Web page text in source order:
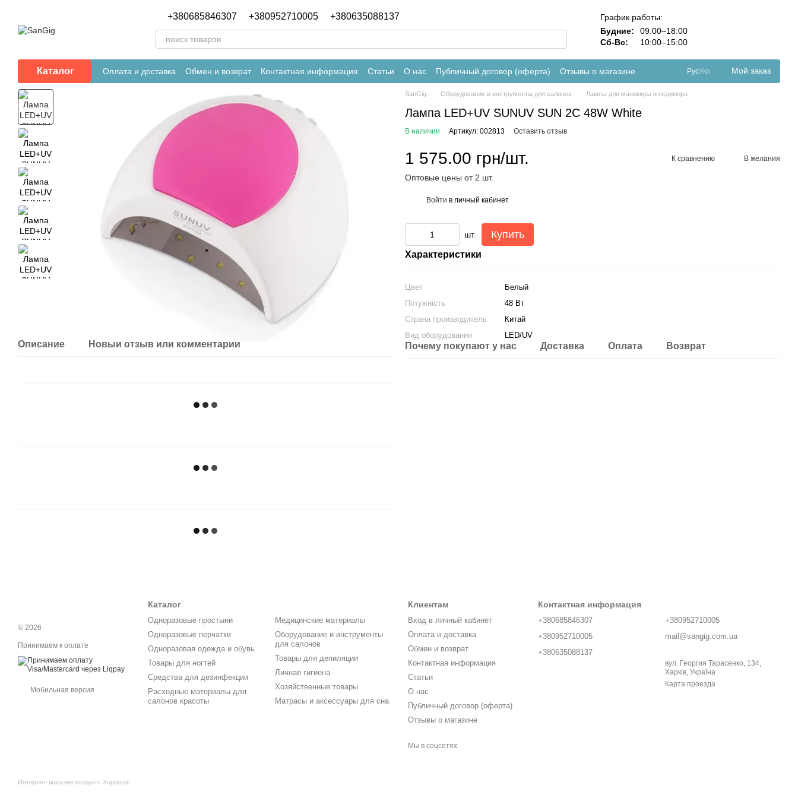
+380685846307 +380952710005 +380635088137
График работы:
Будние:
09:00–18:00
Сб-Вс:
10:00–15:00
Каталог Оплата и доставка Обмен и возврат Контактная информация Статьи О нас Публичный договор (оферта) Отзывы о магазине РусУкр Мой заказ
Описание Новый отзыв или комментарий
SanGig Оборудование и инструменты для салонов Лампы для маникюра и педикюра
Лампа LED+UV SUNUV SUN 2C 48W White
В наличии Артикул: 002813 Оставить отзыв
1 575.00 грн/шт. К сравнению В желания
Оптовые цены от 2 шт.
Войти в личный кабинет
шт. Купить
Характеристики
Цвет
Белый
Потужність
48 Вт
Страна производитель
Китай
Вид оборудования
LED/UV
Почему покупают у нас Доставка Оплата Возврат
© 2026
Принимаем к оплате
Мобильная версия
Интернет-магазин создан с Хорошоп
Каталог
Одноразовые простыни
Одноразовые перчатки
Одноразовая одежда и обувь
Товары для ногтей
Средства для дезинфекции
Расходные материалы для
салонов красоты
Медицинские материалы
Оборудование и инструменты
для салонов
Товары для депиляции
Личная гигиена
Хозяйственные товары
Матрасы и аксессуары для сна
Клиентам
Вход в личный кабинет
Оплата и доставка
Обмен и возврат
Контактная информация
Статьи
О нас
Публичный договор (оферта)
Отзывы о магазине
Мы в соцсетях
Контактная информация
+380685846307
+380952710005
+380635088137
+380952710005
mail@sangig.com.ua
вул. Георгия Тарасенко, 134,
Харків, Україна
Карта проезда